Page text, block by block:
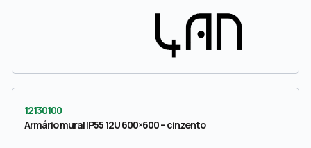
12130100
Armário mural IP55 12U 600×600 – cinzento